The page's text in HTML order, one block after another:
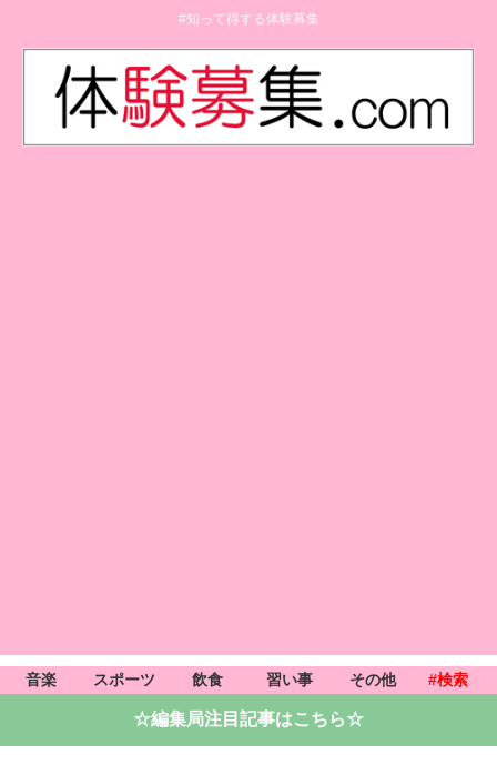
#知って得する体験募集
音楽 スポーツ 飲食 習い事 その他 #検索
☆編集局注目記事はこちら☆